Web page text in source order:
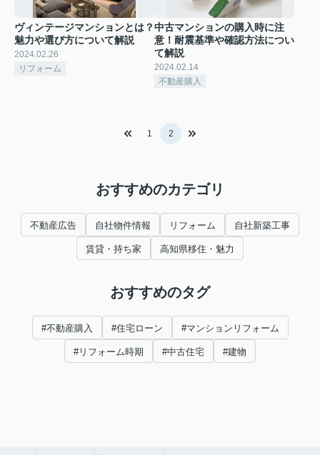
ヴィンテージマンションとは？
魅力や選び方について解説
2024.02.26
リフォーム
中古マンションの購入時に注
意！耐震基準や確認方法につい
て解説
2024.02.14
不動産購入
1 2
おすすめのカテゴリ
不動産広告 自社物件情報 リフォーム 自社新築工事
賃貸・持ち家 高知県移住・魅力
おすすめのタグ
#不動産購入 #住宅ローン #マンションリフォーム
#リフォーム時期 #中古住宅 #建物